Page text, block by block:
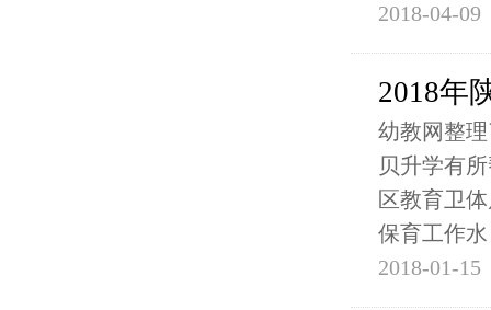
2018-04-09
2018年
幼教网整
贝升学有
区教育卫
保育工作水
2018-01-15